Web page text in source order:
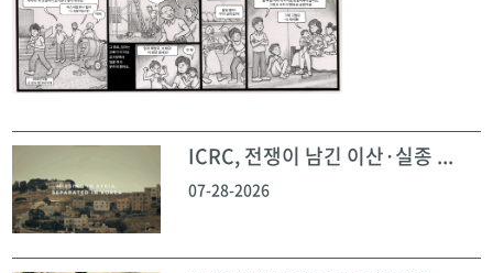
ICRC, 전쟁이 남긴 이산·실종 ...
07-28-2026